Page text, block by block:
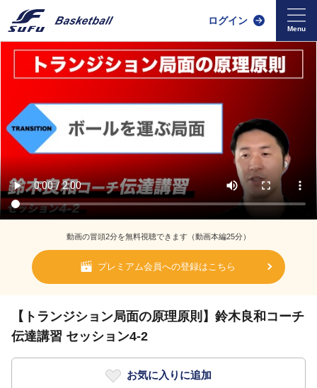
ログイン
動画の冒頭2分を無料視聴できます（動画本編25分）
プレミアム会員への登録はこちら
【トランジション局面の原理原則】鈴木良和コーチ
伝達講習 セッション4-2
お気に入りに追加